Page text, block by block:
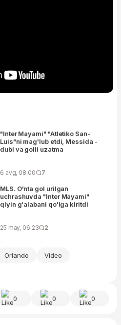
"Inter Mayami" "Atletiko San-
Luis"ni mag'lub etdi, Messida -
dubl va golli uzatma
6 avg, 08:00 7
MLS. O'nta gol urilgan
uchrashuvda "Inter Mayami"
qiyin g'alabani qo'lga kiritdi
25 may, 06:23 2
Orlando Video
0 0 0